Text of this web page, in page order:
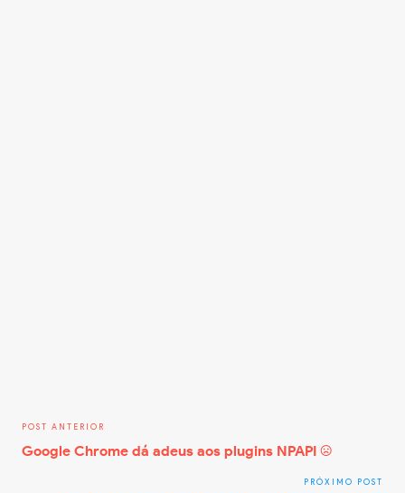
Google Chrome dá adeus aos plugins NPAPI :(